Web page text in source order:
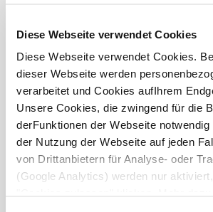
Diese Webseite verwendet Cookies
Diese Webseite verwendet Cookies.
dieser Webseite werden
verarbeitet und Cookies aufIhrem
Unsere Cookies, die zwingend für die
derFunktionen der Webseite
der Nutzung der Webseite auf jeden
von Drittanbietern für Analyse- oder
(Google Analytics) werden nur
Im Vergleich zur traditionellen
deutlich weniger Wasser. Durch
geschlossene
wird das Wasser recycelt und
Verbrauch minimiert. Zudem
Pestizide und Herbizide
vermieden werden, was zu
Lebensmitteln und nicht